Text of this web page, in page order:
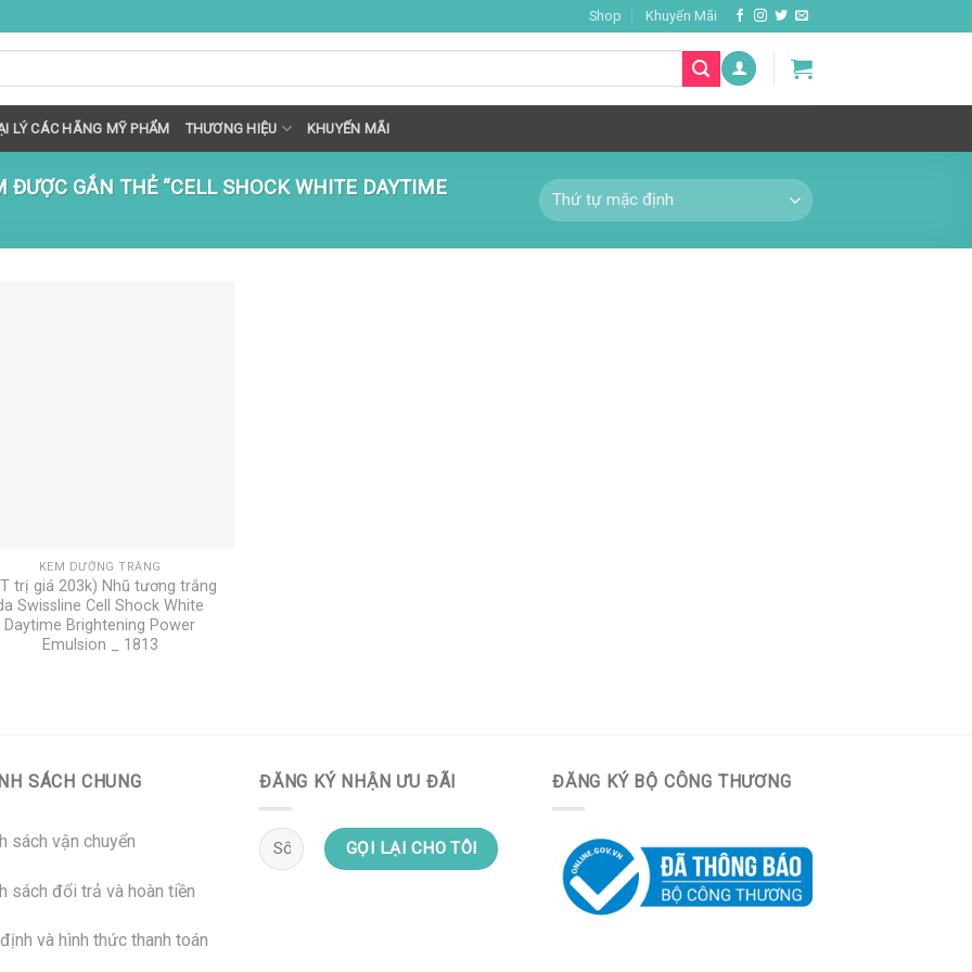
Shop Khuyến Mãi
LÝ CÁC HÃNG MỸ PHẨM THƯƠNG HIỆU KHUYẾN MÃI
ĐƯỢC GẮN THẺ “CELL SHOCK WHITE DAYTIME
KEM DƯỠNG TRẮNG
trị giá 203k) Nhũ tương trắng
Swissline Cell Shock White
Daytime Brightening Power
Emulsion _ 1813
SÁCH CHUNG
sách vận chuyển
sách đổi trả và hoàn tiền
và hình thức thanh toán
ĐĂNG KÝ NHẬN ƯU ĐÃI ĐĂNG KÝ BỘ CÔNG THƯƠNG